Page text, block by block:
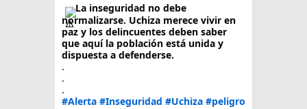
La inseguridad no debe
normalizarse. Uchiza merece vivir en
paz y los delincuentes deben saber
que aquí la población está unida y
dispuesta a defenderse.
.
.
.
#Alerta #Inseguridad #Uchiza #peligro